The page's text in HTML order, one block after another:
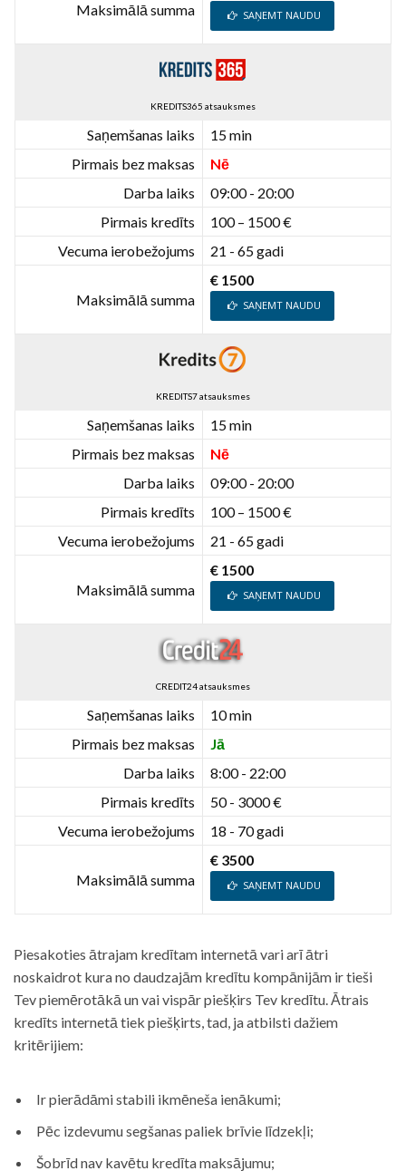
Maksimālā summa SAŅEMT NAUDU
KREDITS365 atsauksmes
Saņemšanas laiks
15 min
Pirmais bez maksas
Nē
Darba laiks
09:00 - 20:00
Pirmais kredīts
100 – 1500 €
Vecuma ierobežojums
21 - 65 gadi
Maksimālā summa
€ 1500
SAŅEMT NAUDU
KREDITS7 atsauksmes
Saņemšanas laiks
15 min
Pirmais bez maksas
Nē
Darba laiks
09:00 - 20:00
Pirmais kredīts
100 – 1500 €
Vecuma ierobežojums
21 - 65 gadi
Maksimālā summa
€ 1500
SAŅEMT NAUDU
CREDIT24 atsauksmes
Saņemšanas laiks
10 min
Pirmais bez maksas
Jā
Darba laiks
8:00 - 22:00
Pirmais kredīts
50 - 3000 €
Vecuma ierobežojums
18 - 70 gadi
Maksimālā summa
€ 3500
SAŅEMT NAUDU
Piesakoties ātrajam kredītam internetā vari arī ātri
noskaidrot kura no daudzajām kredītu kompānijām ir tieši
Tev piemērotākā un vai vispār piešķirs Tev kredītu. Ātrais
kredīts internetā tiek piešķirts, tad, ja atbilsti dažiem
kritērijiem:
Ir pierādāmi stabili ikmēneša ienākumi;
Pēc izdevumu segšanas paliek brīvie līdzekļi;
Šobrīd nav kavētu kredīta maksājumu;